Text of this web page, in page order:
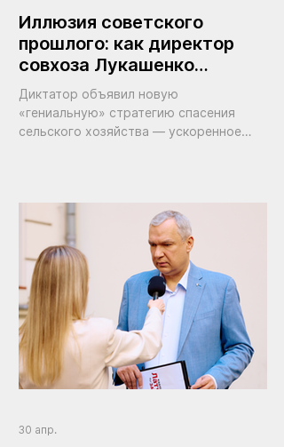
Иллюзия советского
прошлого: как директор
совхоза Лукашенко
уничтожил сельское
хозяйство Беларуси
Диктатор объявил новую
«гениальную» стратегию спасения
сельского хозяйства — ускоренное
30 апр.